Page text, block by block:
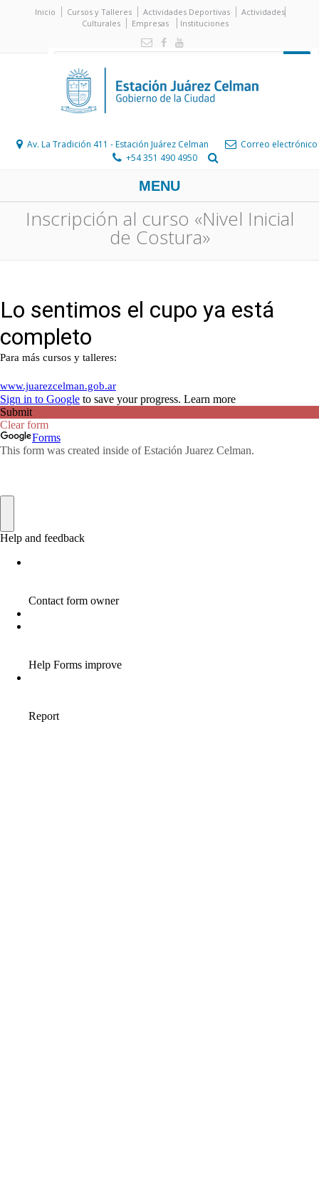
Inicio Cursos y Talleres Actividades Deportivas
Actividades
Culturales
Empresas Instituciones
Av. La Tradición 411 - Estación Juárez Celman
Correo electrónico
+54 351 490 4950
MENU
Inscripción al curso «Nivel Inicial
de Costura»